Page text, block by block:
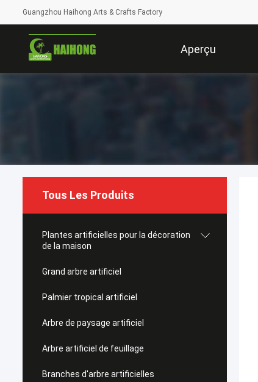
Guangzhou Haihong Arts & Crafts Factory
Aperçu
Tous Les Produits
Plantes artificielles pour la décoration
de la maison
Grand arbre artificiel
Palmier tropical artificiel
Arbre de paysage artificiel
Arbre artificiel de feuillage
Branches d'arbre artificielles